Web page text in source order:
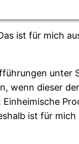
ist für mich
unter
wenn dieser
ist für mich